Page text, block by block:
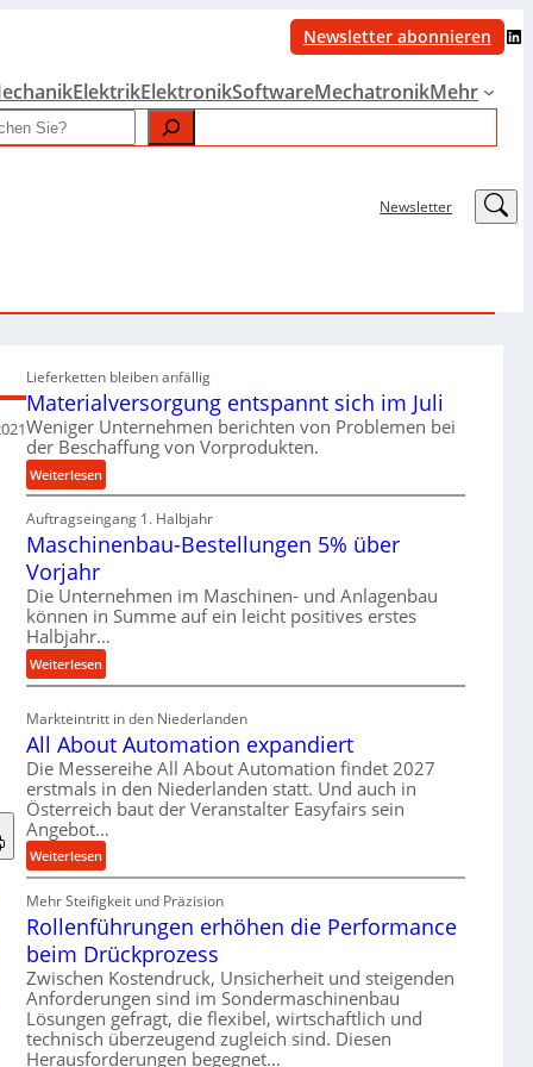
Newsletter abonnieren LinkedIn
ElektrikElektronikSoftwareMechatronikMehr
Newsletter LinkedIn
Lieferketten bleiben anfällig
Materialversorgung entspannt sich im Juli
Weniger Unternehmen berichten von Problemen bei
der Beschaffung von Vorprodukten.
Weiterlesen:
M
a
t
l
v
r
s
o
r
g
u
n
g
e
n
t
p
a
n
n
Auftragseingang 1. Halbjahr
Maschinenbau-Bestellungen 5% über
Vorjahr
Die Unternehmen im Maschinen- und Anlagenbau
können in Summe auf ein leicht positives erstes
Halbjahr…
Weiterlesen:
M
c
h
i
n
e
n
a
u
-
B
e
s
t
Markteintritt in den Niederlanden
All About Automation expandiert
Die Messereihe All About Automation findet 2027
erstmals in den Niederlanden statt. Und auch in
Österreich baut der Veranstalter Easyfairs sein
Angebot…
Weiterlesen:
A
l
l
b
o
u
t
A
Mehr Steifigkeit und Präzision
Rollenführungen erhöhen die Performance
beim Drückprozess
Zwischen Kostendruck, Unsicherheit und steigenden
Anforderungen sind im Sondermaschinenbau
Lösungen gefragt, die flexibel, wirtschaftlich und
technisch überzeugend zugleich sind. Diesen
Herausforderungen begegnet…